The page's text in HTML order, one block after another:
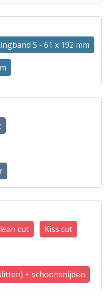
S - 61 x 192 mm
cut Kiss cut
+ schoonsnijden